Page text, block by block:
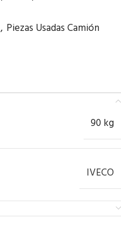
, Piezas Usadas Camión
90 kg
IVECO